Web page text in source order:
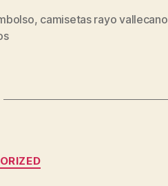
, camisetas rayo vallecano